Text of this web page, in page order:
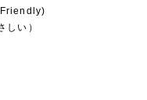
しい）